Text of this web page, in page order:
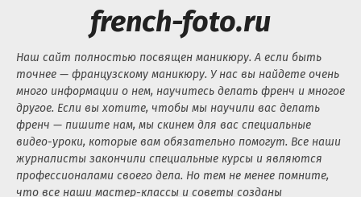
french-foto.ru
Наш сайт полностью посвящен маникюру. А если быть
точнее — французскому маникюру. У нас вы найдете очень
много информации о нем, научитесь делать френч и многое
другое. Если вы хотите, чтобы мы научили вас делать
френч — пишите нам, мы скинем для вас специальные
видео-уроки, которые вам обязательно помогут. Все наши
журналисты закончили специальные курсы и являются
профессионалами своего дела. Но тем не менее помните,
что все наши мастер-классы и советы созданы